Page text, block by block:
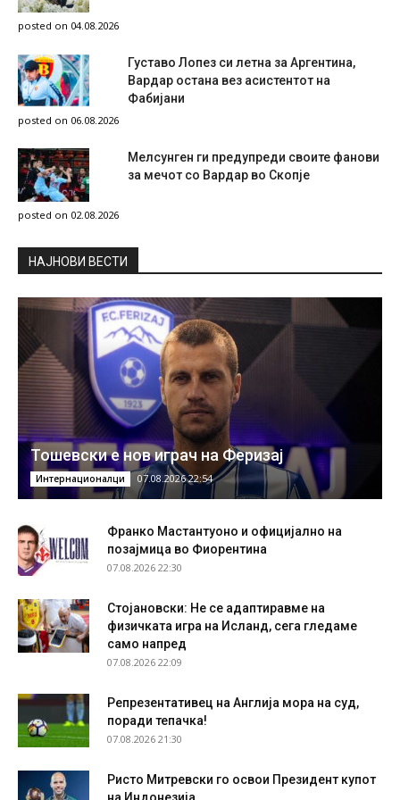
posted on 04.08.2026
Густаво Лопез си летна за Аргентина,
Вардар остана вез асистентот на
Фабијани
posted on 06.08.2026
Мелсунген ги предупреди своите фанови
за мечот со Вардар во Скопје
posted on 02.08.2026
НAЈНОВИ ВЕСТИ
Тошевски е нов играч на Феризај
Интернационалци 07.08.2026 22:54
Франко Мастантуоно и официјално на
позајмица во Фиорентина
07.08.2026 22:30
Стојановски: Не се адаптиравме на
физичката игра на Исланд, сега гледаме
само напред
07.08.2026 22:09
Репрезентативец на Англија мора на суд,
поради тепачка!
07.08.2026 21:30
Ристо Митревски го освои Президент купот